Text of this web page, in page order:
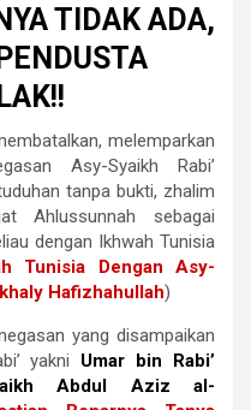
TIDAK ADA,
melemparkan
Asy-Syaikh Rabi’
tanpa bukti, zhalim
Ahlussunnah sebagai
dengan Ikhwah Tunisia
Tunisia Dengan Asy-
Hafizhahullah)
yang disampaikan
yakni Umar bin Rabi’
Abdul Aziz al-